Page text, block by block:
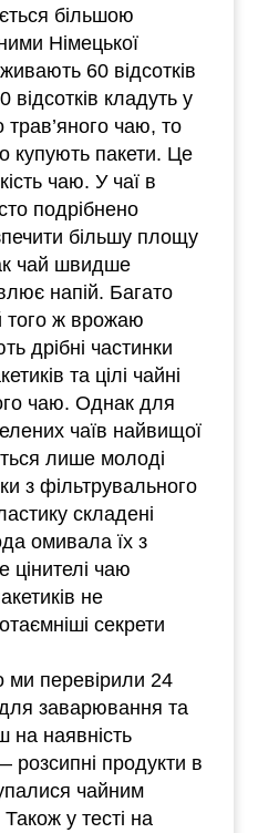
більшою
Німецької
60 відсотків
кладуть у
чаю, то
купують пакети. Це
чаю. У чаї в
подрібнено
більшу площу
чай швидше
напій. Багато
того ж врожаю
дрібні частинки
та цілі чайні
чаю. Однак для
чаїв найвищої
лише молоді
з фільтрувального
складені
омивала їх з
цінителі чаю
не
секрети
перевірили 24
заварювання та
на наявність
розсипні продукти в
чайним
у тесті на